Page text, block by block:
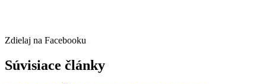
Zdielaj na Facebooku
Súvisiace články